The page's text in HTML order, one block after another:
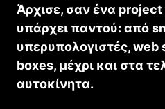
Άρχισε, σαν ένα project
υπάρχει παντού: από
υπερυπολογιστές, web
boxes, μέχρι και στα
αυτοκίνητα.